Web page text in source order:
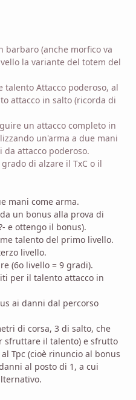
(anche morfico va
la variante del totem del
talento Attacco poderoso, al
attacco in salto (ricorda di
un attacco completo in
un'arma a due mani
attacco poderoso.
di alzare il TxC o il
mani come arma.
un bonus alla prova di
e ottengo il bonus).
talento del primo livello.
livello.
(6o livello = 9 gradi).
per il talento attacco in
ai danni dal percorso
di corsa, 3 di salto, che
sfruttare il talento) e sfrutto
Tpc (cioè rinuncio al bonus
al posto di 1, a cui